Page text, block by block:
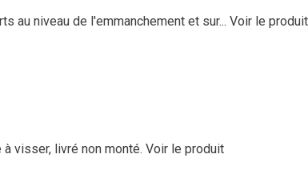
au niveau de l'emmanchement et sur... Voir le produit
à visser, livré non monté. Voir le produit